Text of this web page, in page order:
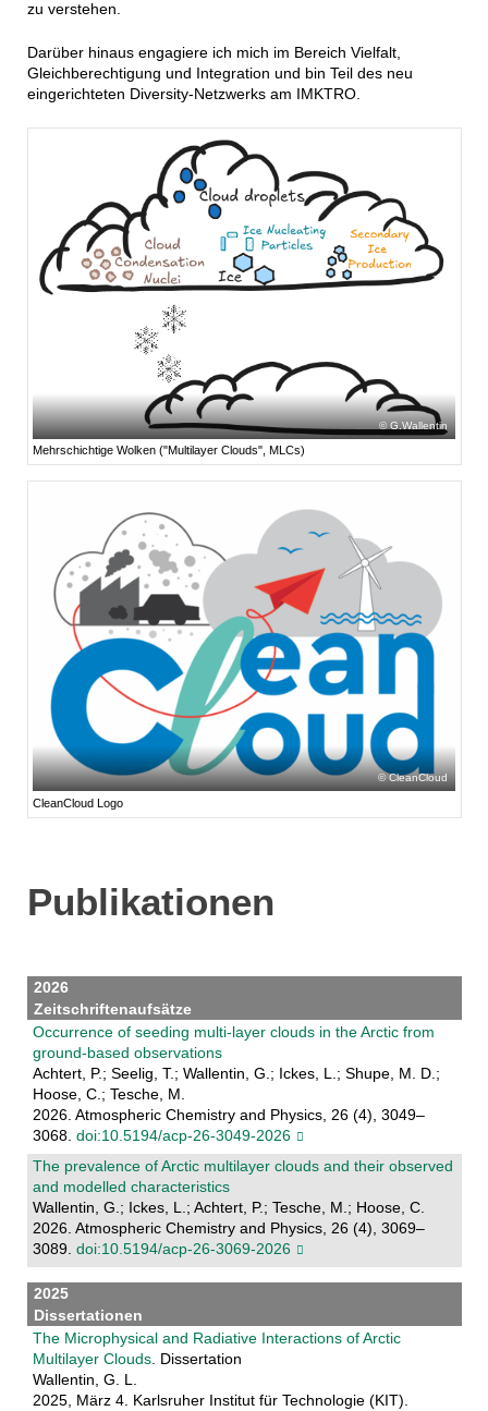
zu verstehen.
Darüber hinaus engagiere ich mich im Bereich Vielfalt,
Gleichberechtigung und Integration und bin Teil des neu
eingerichteten Diversity-Netzwerks am IMKTRO.
G.Wallentin
Mehrschichtige Wolken ("Multilayer Clouds", MLCs)
CleanCloud
CleanCloud Logo
Publikationen
2026
Zeitschriftenaufsätze
Occurrence of seeding multi-layer clouds in the Arctic from
ground-based observations
Achtert, P.; Seelig, T.; Wallentin, G.; Ickes, L.; Shupe, M. D.;
Hoose, C.; Tesche, M.
2026. Atmospheric Chemistry and Physics, 26 (4), 3049–
3068. doi:10.5194/acp-26-3049-2026
The prevalence of Arctic multilayer clouds and their observed
and modelled characteristics
Wallentin, G.; Ickes, L.; Achtert, P.; Tesche, M.; Hoose, C.
2026. Atmospheric Chemistry and Physics, 26 (4), 3069–
3089. doi:10.5194/acp-26-3069-2026
2025
Dissertationen
The Microphysical and Radiative Interactions of Arctic
Multilayer Clouds. Dissertation
Wallentin, G. L.
2025, März 4. Karlsruher Institut für Technologie (KIT).